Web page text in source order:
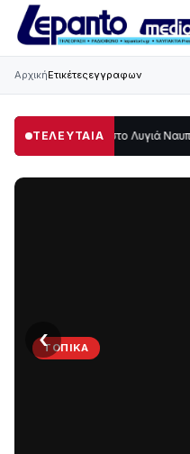
ΑρχικήΕτικέτεςεγγραφων
ΤΕΛΕΥΤΑΙΑ
μέρος στο Λυγιά Ναυπάκτου12:08
ΤΟΠΙΚΆ
‹